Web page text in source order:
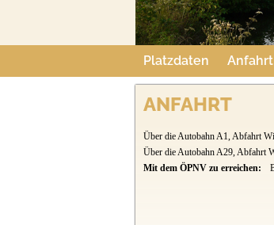
Platzdaten Anfahrt
ANFAHRT
Über die Autobahn A1, Abfahrt
Über die Autobahn A29, Abfahrt
Mit dem ÖPNV zu erreichen: